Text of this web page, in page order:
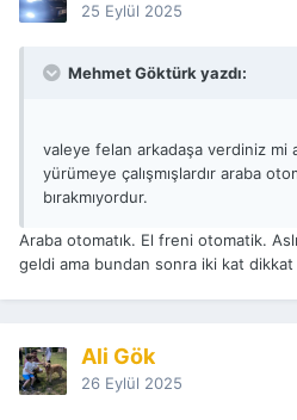
25 Eylül 2025
Mehmet Göktürk yazdı:
valeye felan arkadaşa verdiniz mi
yürümeye çalışmışlardır araba
bırakmıyordur.
Araba otomatık. El freni otomatik.
geldi ama bundan sonra iki kat
Ali Gök
26 Eylül 2025